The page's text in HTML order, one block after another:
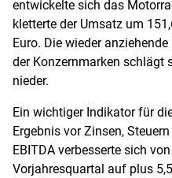
entwickelte sich das
kletterte der Umsatz um
Euro. Die wieder
der Konzernmarken schlägt
nieder.
Ein wichtiger Indikator für
Ergebnis vor Zinsen,
EBITDA verbesserte sich
Vorjahresquartal auf plus